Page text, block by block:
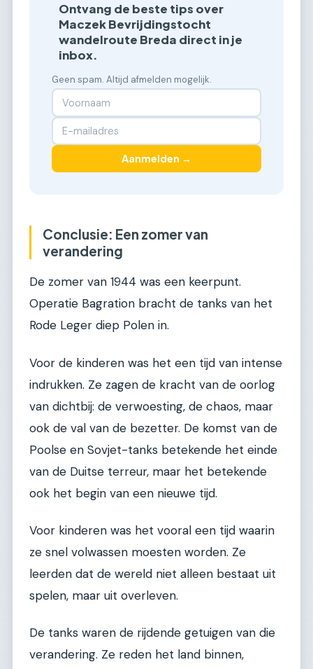
Ontvang de beste tips over
Maczek Bevrijdingstocht
wandelroute Breda direct in je
inbox.
Geen spam. Altijd afmelden mogelijk.
Aanmelden →
Conclusie: Een zomer van
verandering
De zomer van 1944 was een keerpunt.
Operatie Bagration bracht de tanks van het
Rode Leger diep Polen in.
Voor de kinderen was het een tijd van intense
indrukken. Ze zagen de kracht van de oorlog
van dichtbij: de verwoesting, de chaos, maar
ook de val van de bezetter. De komst van de
Poolse en Sovjet-tanks betekende het einde
van de Duitse terreur, maar het betekende
ook het begin van een nieuwe tijd.
Voor kinderen was het vooral een tijd waarin
ze snel volwassen moesten worden. Ze
leerden dat de wereld niet alleen bestaat uit
spelen, maar uit overleven.
De tanks waren de rijdende getuigen van die
verandering. Ze reden het land binnen,